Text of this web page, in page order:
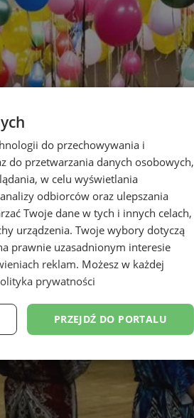
do przechowywania i
do przetwarzania danych osobowych,
w celu wyświetlania
odbiorców oraz ulepszania
Twoje dane w tych i innych celach,
urządzenia. Twoje wybory dotyczą
prawnie uzasadnionym interesie
reklam. Możesz w każdej
prywatności
PRZEJDŹ DO PORTALU
Niesklasyfikowane